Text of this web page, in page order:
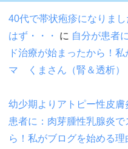
40代で帯状疱疹になりま
はず・・・
に 自分が患者
ド治療が始まったから！
マ くまさん（腎＆透析）
幼少期よりアトピー性皮
患者に：肉芽腫性乳腺炎
ら！私がブログを始める